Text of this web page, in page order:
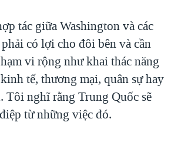
tác giữa Washington và các
có lợi cho đôi bên và cần
vi rộng như khai thác năng
tế, thương mại, quân sự hay
Tôi nghĩ rằng Trung Quốc sẽ
từ những việc đó.